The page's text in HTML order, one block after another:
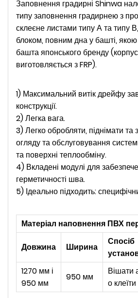
Заповнення градирні Shinwa
типу заповнення градирнею з
склеєне листами типу А та типу
блоком, повним дна у башті,
башта японського бренду
виготовляється з FRP).
1) Максимальний витік дрейфу
конструкції.
2) Легка вага.
3) Легко обробляти, піднімати та
огляду та обслуговування
та поверхні теплообміну.
4) Вкладені модулі для
герметичності шва.
5) Ідеально підходить:
Матеріал наповнення ПВХ
Довжина Ширина
Спосіб
1270 мм і
950 мм
950 мм
Вішати
о клеїти